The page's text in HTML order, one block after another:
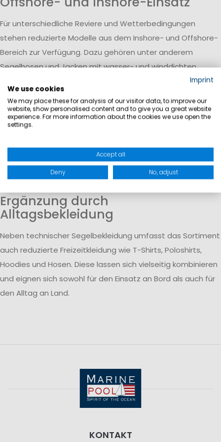
Für unterschiedliche Reviere und Wetterbedingungen
stehen reduzierte Modelle aus dem Inshore- und Offshore-
Bereich zur Verfügung. Dazu gehören unter anderem
Segelhosen und Jacken mit wasser- und winddichten
Eigenschaften, die auf wechselnde Bedingungen ausgelegt
sind.
Funktion und Wetterschutz
Die angebotenen Produkte unterstützen den Schutz vor
Tragegefühl bei. Funktionale Materialien helfen dabei, auch
bei längeren Aufenthalten auf dem Wasser komfortabel
Ergänzung durch
Alltagsbekleidung
Neben technischer Segelbekleidung umfasst das Sortiment
auch reduzierte Freizeitkleidung wie T-Shirts, Poloshirts,
Hoodies und Hosen. Diese lassen sich vielseitig kombinieren
und eignen sich sowohl für den Einsatz an Bord als auch für
den Alltag an Land.
KONTAKT
Imprint
We use cookies
We may place these for analysis of our visitor data, to improve our
website, show personalised content and to give you a great website
experience. For more information about the cookies we use open the
settings.
Accept all
Deny No, adjust